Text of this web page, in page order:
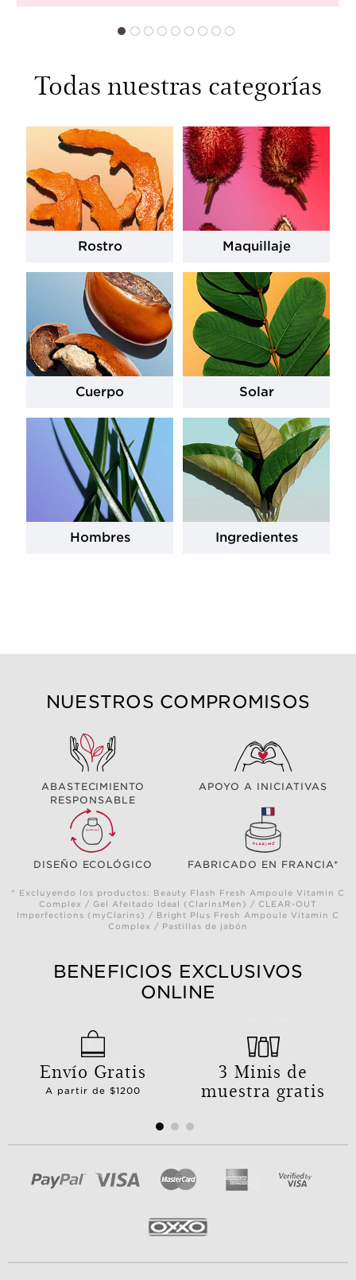
Todas nuestras categorías
Rostro Maquillaje
Cuerpo Solar
Hombres Ingredientes
NUESTROS COMPROMISOS
ABASTECIMIENTO
RESPONSABLE
APOYO A INICIATIVAS
DISEÑO ECOLÓGICO FABRICADO EN FRANCIA*
* Excluyendo los productos: Beauty Flash Fresh Ampoule Vitamin C
Complex / Gel Afeitado Ideal (ClarinsMen) / CLEAR-OUT
Imperfections (myClarins) / Bright Plus Fresh Ampoule Vitamin C
Complex / Pastillas de jabón
BENEFICIOS EXCLUSIVOS
ONLINE
Envío Gratis
A partir de $1200
3 Minis de
muestra gratis